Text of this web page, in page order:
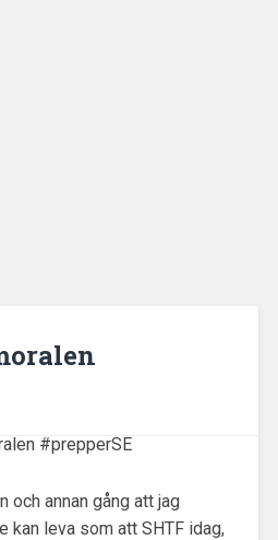
och annan gång att jag
kan leva som att SHTF idag,